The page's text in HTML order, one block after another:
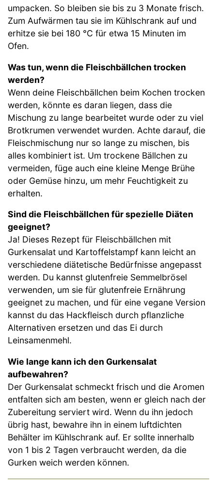
umpacken. So bleiben sie bis zu 3 Monate frisch.
Zum Aufwärmen tau sie im Kühlschrank auf und
erhitze sie bei 180 °C für etwa 15 Minuten im
Ofen.
Was tun, wenn die Fleischbällchen trocken
werden?
Wenn deine Fleischbällchen beim Kochen trocken
werden, könnte es daran liegen, dass die
Mischung zu lange bearbeitet wurde oder zu viel
Brotkrumen verwendet wurden. Achte darauf, die
Fleischmischung nur so lange zu mischen, bis
alles kombiniert ist. Um trockene Bällchen zu
vermeiden, füge auch eine kleine Menge Brühe
oder Gemüse hinzu, um mehr Feuchtigkeit zu
erhalten.
Sind die Fleischbällchen für spezielle Diäten
geeignet?
Ja! Dieses Rezept für Fleischbällchen mit
Gurkensalat und Kartoffelstampf kann leicht an
verschiedene diätetische Bedürfnisse angepasst
werden. Du kannst glutenfreie Semmelbrösel
verwenden, um sie für glutenfreie Ernährung
geeignet zu machen, und für eine vegane Version
kannst du das Hackfleisch durch pflanzliche
Alternativen ersetzen und das Ei durch
Leinsamenmehl.
Wie lange kann ich den Gurkensalat
aufbewahren?
Der Gurkensalat schmeckt frisch und die Aromen
entfalten sich am besten, wenn er gleich nach der
Zubereitung serviert wird. Wenn du ihn jedoch
übrig hast, bewahre ihn in einem luftdichten
Behälter im Kühlschrank auf. Er sollte innerhalb
von 1 bis 2 Tagen verbraucht werden, da die
Gurken weich werden können.